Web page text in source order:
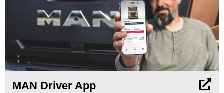
MAN Driver App